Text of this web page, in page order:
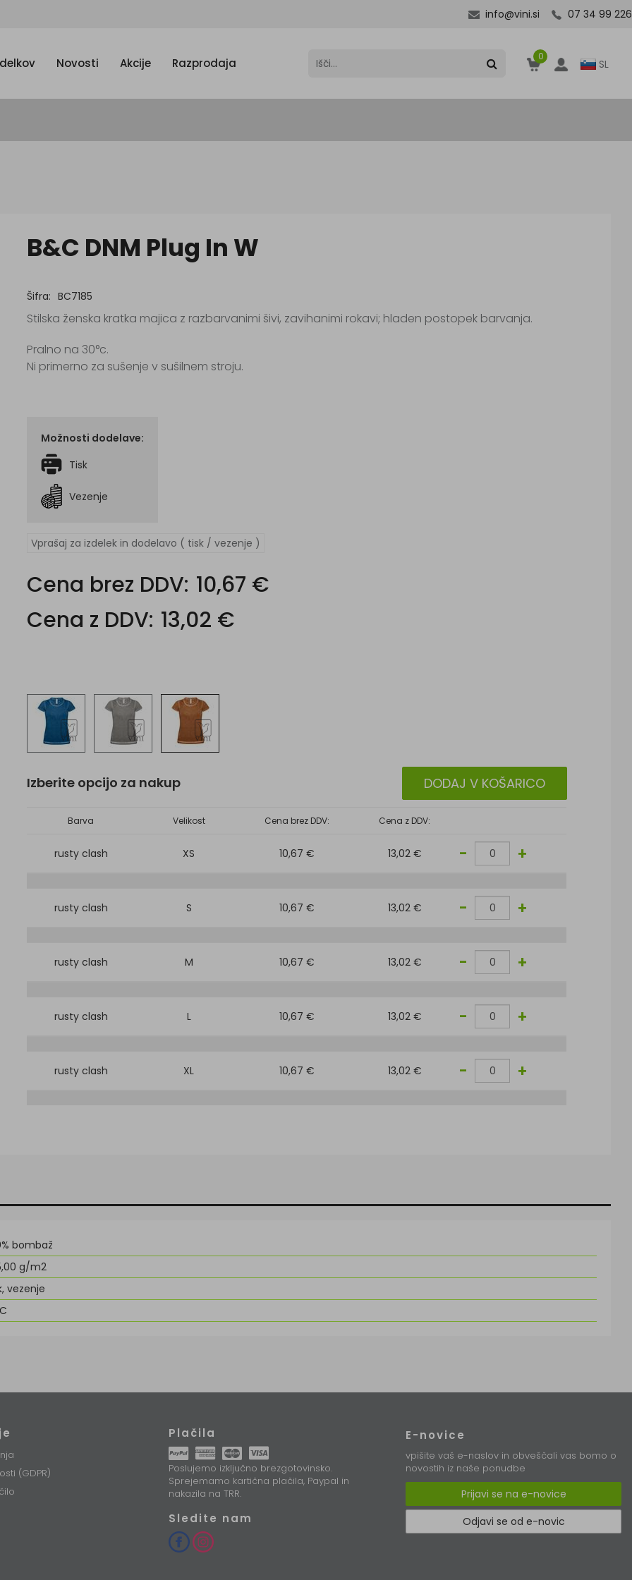
info@vini.si 07 34 99 226
Novosti Akcije Razprodaja 0
SL
B&C DNM Plug In W
Šifra: BC7185
Stilska ženska kratka majica z razbarvanimi šivi, zavihanimi rokavi; hladen postopek barvanja.
Pralno na 30°c.
Ni primerno za sušenje v sušilnem stroju.
Možnosti dodelave:
Tisk
Vezenje
Vprašaj za izdelek in dodelavo ( tisk / vezenje )
Cena brez DDV: 10,67 €
Cena z DDV: 13,02 €
Izberite opcijo za nakup DODAJ V KOŠARICO
Barva Velikost Cena brez DDV: Cena z DDV:
rusty clash XS 10,67 € 13,02 € - +
rusty clash S 10,67 € 13,02 € - +
rusty clash M 10,67 € 13,02 € - +
rusty clash L 10,67 € 13,02 € - +
rusty clash XL 10,67 € 13,02 € - +
bombaž
g/m2
vezenje
(GDPR)
Plačila
Poslujemo izključno brezgotovinsko.
Sprejemamo kartična plačila, Paypal in
nakazila na TRR.
Sledite nam
E-novice
vpišite vaš e-naslov in obveščali vas bomo o
novostih iz naše ponudbe
Prijavi se na e-novice
Odjavi se od e-novic